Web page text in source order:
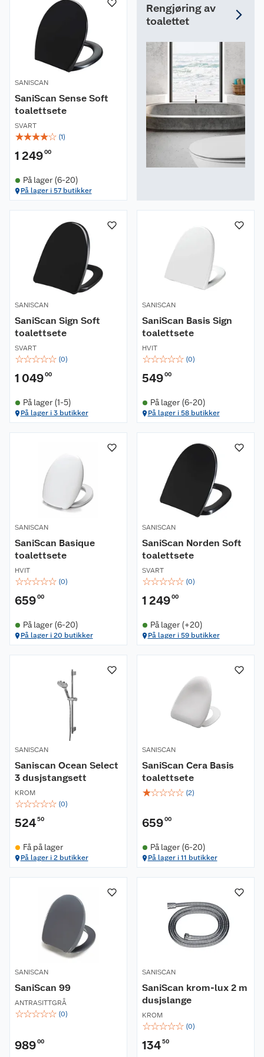
SANISCAN
SaniScan Sense Soft
toalettsete
SVART
☆☆☆☆☆ (1)
1 24900
På lager (6-20)
På lager i 57 butikker
Rengjøring av
toalettet
SANISCAN
SaniScan Sign Soft
toalettsete
SVART
☆☆☆☆☆ (0)
1 04900
På lager (1-5)
På lager i 3 butikker
SANISCAN
SaniScan Basis Sign
toalettsete
HVIT
☆☆☆☆☆ (0)
54900
På lager (6-20)
På lager i 58 butikker
SANISCAN
SaniScan Basique
toalettsete
HVIT
☆☆☆☆☆ (0)
65900
På lager (6-20)
På lager i 20 butikker
SANISCAN
SaniScan Norden Soft
toalettsete
SVART
☆☆☆☆☆ (0)
1 24900
På lager (+20)
På lager i 59 butikker
SANISCAN
Saniscan Ocean Select
3 dusjstangsett
KROM
☆☆☆☆☆ (0)
52450
Få på lager
På lager i 2 butikker
SANISCAN
SaniScan Cera Basis
toalettsete
☆☆☆☆☆ (2)
65900
På lager (6-20)
På lager i 11 butikker
SANISCAN
SaniScan 99
ANTRASITTGRÅ
☆☆☆☆☆ (0)
98900
SANISCAN
SaniScan krom-lux 2 m
dusjslange
KROM
☆☆☆☆☆ (0)
13450
Kundeservice
Butikker
Kontakt oss
Retur- og angrerett
Nyheter
Våre merkevarer
Våre kjeder
Kjøpsvilkår
Hageinspirasjon